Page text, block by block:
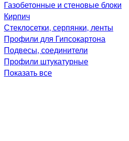
Газобетонные и стеновые блоки
Кирпич
Стеклосетки, серпянки, ленты
Профили для Гипсокартона
Подвесы, соединители
Профили штукатурные
Показать все